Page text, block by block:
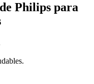
Philips para